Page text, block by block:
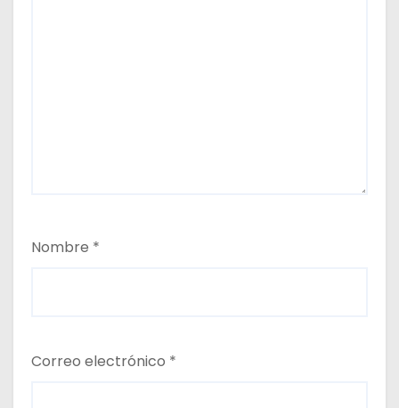
Nombre *
Correo electrónico *